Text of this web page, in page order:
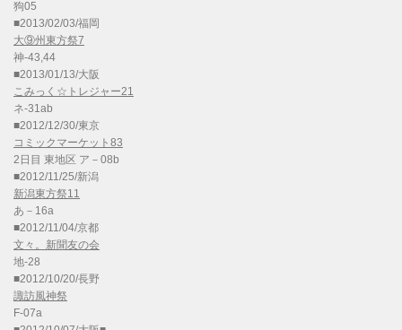
狗05
■2013/02/03/福岡
大⑨州東方祭7
神-43,44
■2013/01/13/大阪
こみっく☆トレジャー21
ネ-31ab
■2012/12/30/東京
コミックマーケット83
2日目 東地区 ア－08b
■2012/11/25/新潟
新潟東方祭11
あ－16a
■2012/11/04/京都
文々。新聞友の会
地-28
■2012/10/20/長野
諏訪風神祭
F-07a